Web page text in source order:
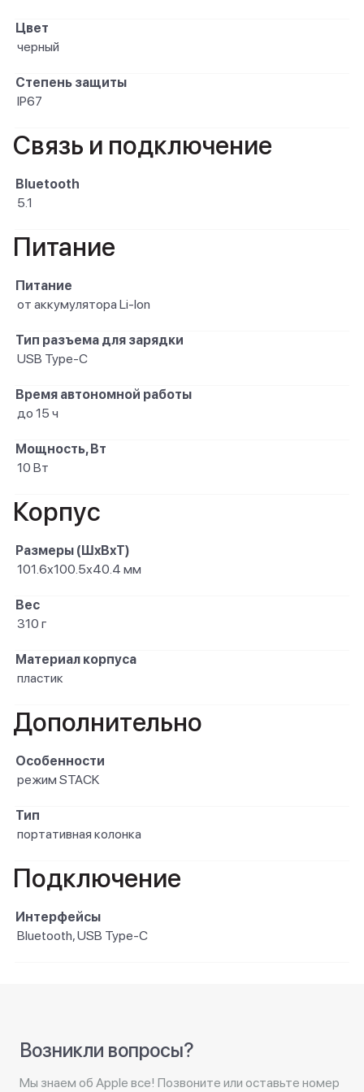
Цвет
черный
Степень защиты
IP67
Связь и подключение
Bluetooth
5.1
Питание
Питание
от аккумулятора Li-Ion
Тип разъема для зарядки
USB Type-C
Время автономной работы
до 15 ч
Мощность, Вт
10 Вт
Корпус
Размеры (ШxВxТ)
101.6х100.5х40.4 мм
Вес
310 г
Материал корпуса
пластик
Дополнительно
Особенности
режим STACK
Тип
портативная колонка
Подключение
Интерфейсы
Bluetooth, USB Type-C
Возникли вопросы?
Мы знаем об Apple все! Позвоните или оставьте номер